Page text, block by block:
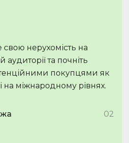
нерухомість на
та почніть
покупцями як
на міжнародному рівнях.
02